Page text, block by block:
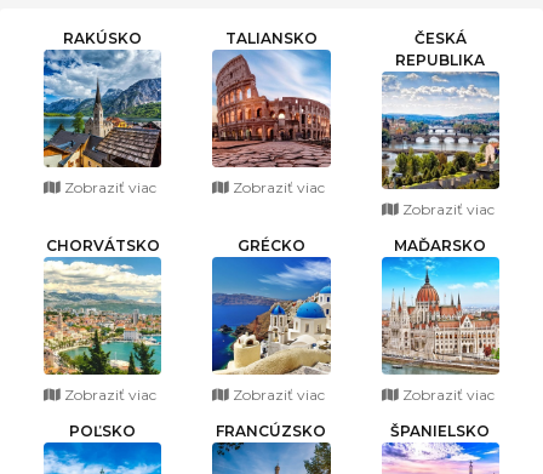
RAKÚSKO
Zobraziť viac
TALIANSKO
Zobraziť viac
ČESKÁ
REPUBLIKA
Zobraziť viac
CHORVÁTSKO
Zobraziť viac
GRÉCKO
Zobraziť viac
MAĎARSKO
Zobraziť viac
POĽSKO FRANCÚZSKO ŠPANIELSKO